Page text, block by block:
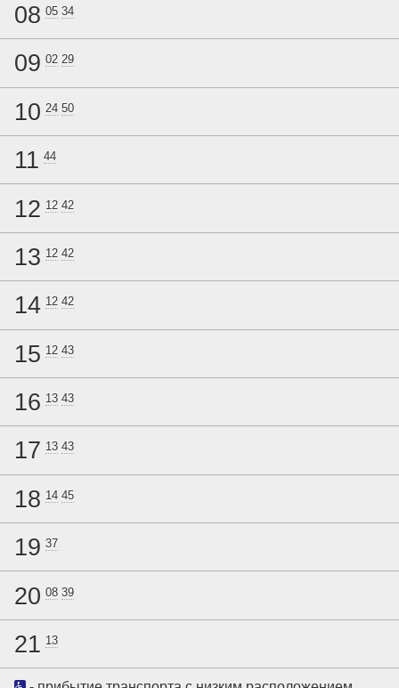
08 05 34
09 02 29
10 24 50
11 44
12 12 42
13 12 42
14 12 42
15 12 43
16 13 43
17 13 43
18 14 45
19 37
20 08 39
21 13